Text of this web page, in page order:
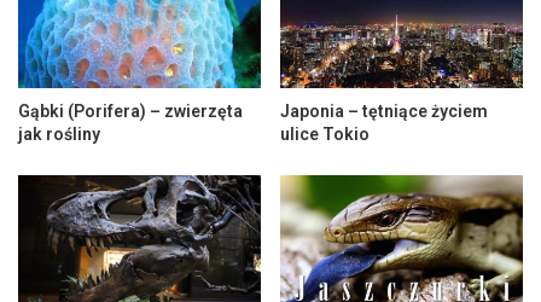
Gąbki (Porifera) – zwierzęta
jak rośliny
Japonia – tętniące życiem
ulice Tokio